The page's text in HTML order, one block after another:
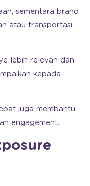
sementara brand
atau transportasi
lebih relevan dan
kepada
juga membantu
engagement.